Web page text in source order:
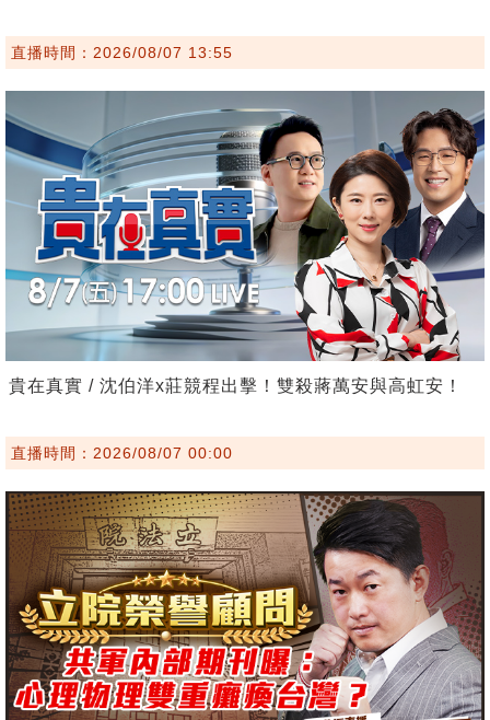
直播時間：2026/08/07 13:55
貴在真實 / 沈伯洋x莊競程出擊！雙殺蔣萬安與高虹安！
直播時間：2026/08/07 00:00